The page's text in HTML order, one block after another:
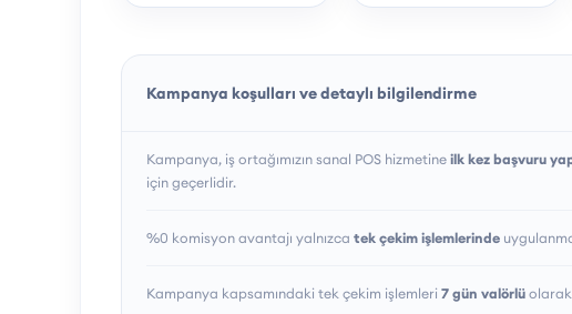
Kampanya koşulları ve detaylı bilgilendirme
Kampanya, iş ortağımızın sanal POS hizmetineilk kez başvuru
için geçerlidir.
%0 komisyon avantajı yalnızca tek çekim işlemlerinde
Kampanya kapsamındaki tek çekim işlemleri 7 gün valörlüolarak